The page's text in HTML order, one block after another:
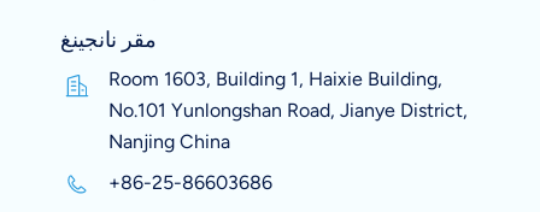
مقر نانجينغ
Room 1603, Building 1, Haixie Building,
No.101 Yunlongshan Road, Jianye District,
Nanjing China
+86-25-86603686